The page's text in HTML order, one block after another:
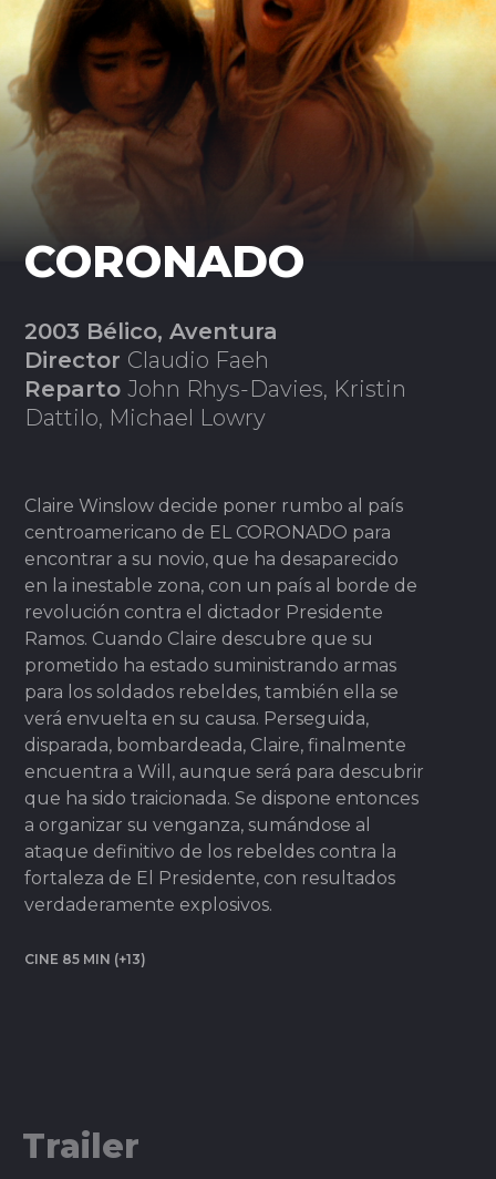
CORONADO
2003 Bélico, Aventura
Director Claudio Faeh
RepartoJohn Rhys-Davies, Kristin
Dattilo, Michael Lowry
Claire Winslow decide poner rumbo al país
centroamericano de EL CORONADO para
encontrar a su novio, que ha desaparecido
en la inestable zona, con un país al borde de
revolución contra el dictador Presidente
Ramos. Cuando Claire descubre que su
prometido ha estado suministrando armas
para los soldados rebeldes, también ella se
verá envuelta en su causa. Perseguida,
disparada, bombardeada, Claire, finalmente
encuentra a Will, aunque será para descubrir
que ha sido traicionada. Se dispone entonces
a organizar su venganza, sumándose al
ataque definitivo de los rebeldes contra la
fortaleza de El Presidente, con resultados
verdaderamente explosivos.
CINE 85 MIN (+13)
Trailer